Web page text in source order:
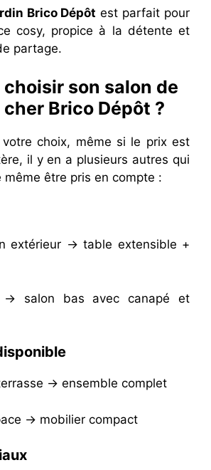
Brico Dépôt est parfait pour
cosy, propice à la détente et
partage.
son salon de
Brico Dépôt ?
choix, même si le prix est
il y en a plusieurs autres qui
être pris en compte :
extérieur → table extensible +
→ salon bas avec canapé et
→ ensemble complet
→ mobilier compact